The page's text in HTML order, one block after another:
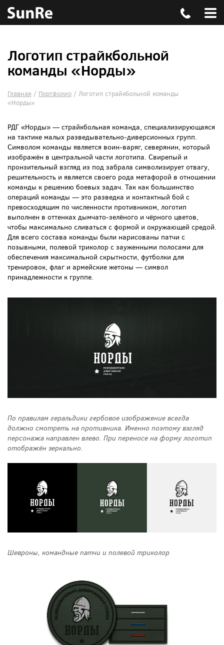
Логотип страйкбольной
команды «Норды»
Главная / Портфолио / Логотип страйкбольной команды
«Норды»
РДГ «Норды» — страйкбольная команда, специализирующаяся
на тактике малых разведывательно-диверсионных групп.
Символом команды является воин-варяг, северянин, который
изображён в центральной части логотипа. Свирепый и
пронзительный взгляд из под забрала символизирует отвагу,
решительность и является своего рода метафорой в отношении
команды к решению боевых задач. Так как большинство
операций команды — это разведка и контактный бой с
превосходящим по численности противником, логотип
выполнен в оттенках дымчато-зелёного и чёрного цветов,
чтобы максимально сливаться с формой и окружающей средой.
Для всего состава команды были нарисованы патчи с
позывными, полевой триколор с зауженными полосами для
обеспечения максимальной скрытности, футболки для
тренировок, флаг и армейские жетоны — символ
принадлежности к группе.
По правилам геральдики гербовое изображение всегда
должно смотреть на противника. Именно поэтому взгляд
персонажа направлен влево. При переносе на форму логотип
отображён зеркально.
Шевроны, командные патчи и полевой триколор